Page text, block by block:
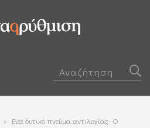
> Ενα δυτικό πνεύμα αντιλογίας- Ο